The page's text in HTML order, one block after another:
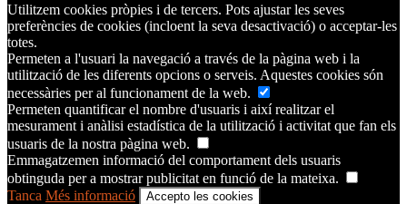
Utilitzem cookies pròpies i de tercers. Pots ajustar les seves
preferències de cookies (incloent la seva desactivació) o acceptar-les
totes.
Permeten a l'usuari la navegació a través de la pàgina web i la
utilització de les diferents opcions o serveis. Aquestes cookies són
necessàries per al funcionament de la web.
Permeten quantificar el nombre d'usuaris i així realitzar el
mesurament i anàlisi estadística de la utilització i activitat que fan els
usuaris de la nostra pàgina web.
Emmagatzemen informació del comportament dels usuaris
obtinguda per a mostrar publicitat en funció de la mateixa.
Tanca Més informació Accepto les cookies